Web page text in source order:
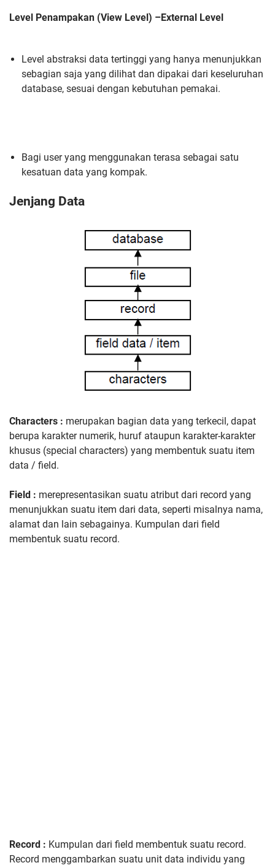
Level Penampakan (View Level) –External Level
Level abstraksi data tertinggi yang hanya menunjukkan
sebagian saja yang dilihat dan dipakai dari keseluruhan
database, sesuai dengan kebutuhan pemakai.
Bagi user yang menggunakan terasa sebagai satu
kesatuan data yang kompak.
Jenjang Data
Characters : merupakan bagian data yang terkecil, dapat
berupa karakter numerik, huruf ataupun karakter-karakter
khusus (special characters) yang membentuk suatu item
data / field.
Field : merepresentasikan suatu atribut dari record yang
menunjukkan suatu item dari data, seperti misalnya nama,
alamat dan lain sebagainya. Kumpulan dari field
membentuk suatu record.
Record : Kumpulan dari field membentuk suatu record.
Record menggambarkan suatu unit data individu yang